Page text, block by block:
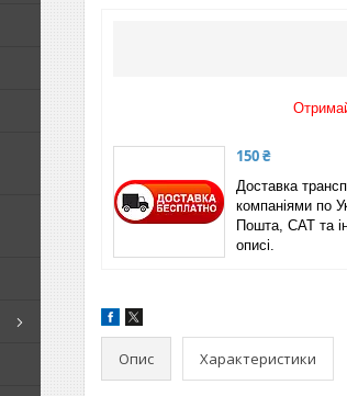
150 ₴
Доставка
компаніями по
Пошта, САТ та
описі.
Опис Характеристики